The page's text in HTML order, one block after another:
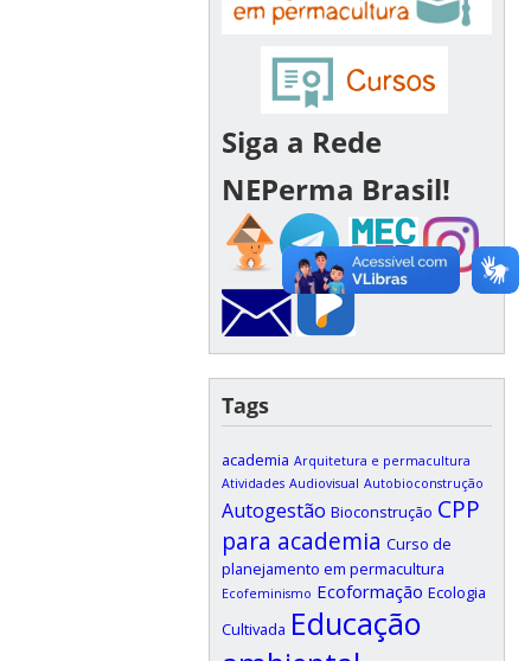
Siga a Rede
NEPerma Brasil!
Tags
academia Arquitetura e permacultura
Atividades Audiovisual Autobioconstrução
Autogestão Bioconstrução CPP
para academia Curso de
planejamento em permacultura
Ecofeminismo Ecoformação Ecologia
Cultivada Educação